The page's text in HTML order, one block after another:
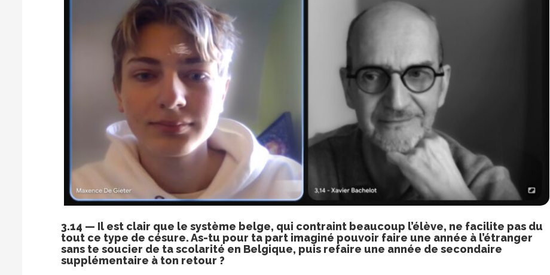
3.14 — Il est clair que le système belge, qui contraint beaucoup l’élève, ne facilite pas du
tout ce type de césure. As-tu pour ta part imaginé pouvoir faire une année à l’étranger
sans te soucier de ta scolarité en Belgique, puis refaire une année de secondaire
supplémentaire à ton retour ?